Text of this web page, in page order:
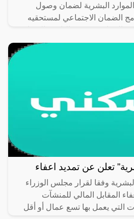
البشرية لضمان وصول
الضمان الاجتماعي لمستحقيه
تعلن عن تمديد اعفاء
وفقا لقرار مجلس الوزراء
المقابل المالي للمنشآت
التي يعمل بها تسع عمال أو أقل